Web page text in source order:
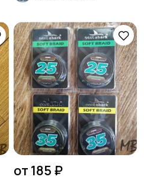
от 185 ₽